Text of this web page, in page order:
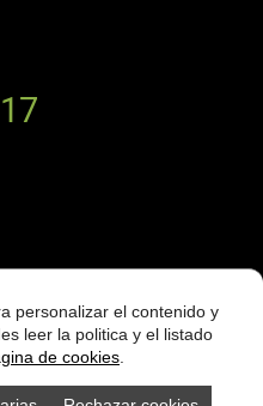
·WordPress·
personalizar el contenido y
leer la politica y el listado
de cookies